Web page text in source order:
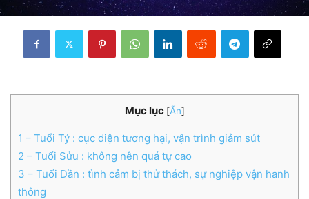
Mục lục [Ẩn]
1 – Tuổi Tý : cục diện tương hại, vận trình giảm sút
2 – Tuổi Sửu : không nên quá tự cao
3 – Tuổi Dần : tình cảm bị thử thách, sự nghiệp vận hanh
thông